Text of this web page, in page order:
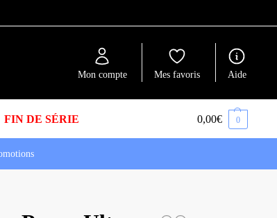
Mon compte Mes favoris Aide
FIN DE SÉRIE 0,00€ 0